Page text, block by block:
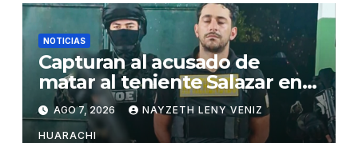
NOTICIAS
Capturan al acusado de
matar al teniente Salazar en
San Matías
AGO 7, 2026 NAYZETH LENY VENIZ
HUARACHI